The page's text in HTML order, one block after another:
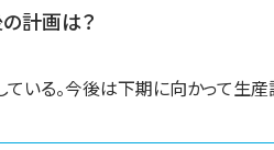
計画は？
る。今後は下期に向かって生産